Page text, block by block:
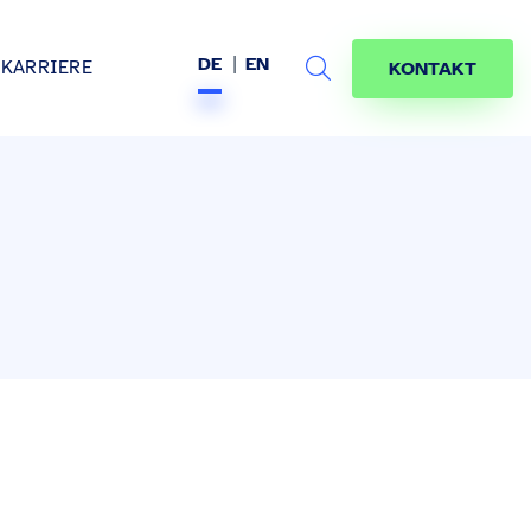
KARRIERE DE EN
Search
KONTAKT